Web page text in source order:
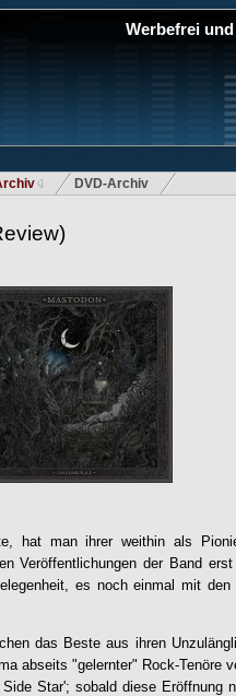
Werbefrei
DVD-Archiv
hat man ihrer weithin als
Veröffentlichungen der Band
es noch einmal mit den
das Beste aus ihren
abseits "gelernter" Rock-Tenöre
Star'; sobald diese Eröffnung